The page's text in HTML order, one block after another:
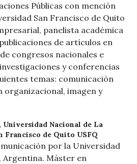
Públicas con mención
San Francisco de Quito
panelista académica
de artículos en
congresos nacionales e
y conferencias
temas: comunicación
organizacional, imagen y
Universidad Nacional de La
de Quito USFQ
por la Universidad
Argentina. Máster en